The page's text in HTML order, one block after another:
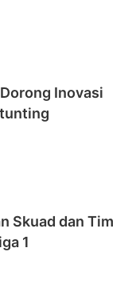
Inovasi
Skuad dan Tim
1